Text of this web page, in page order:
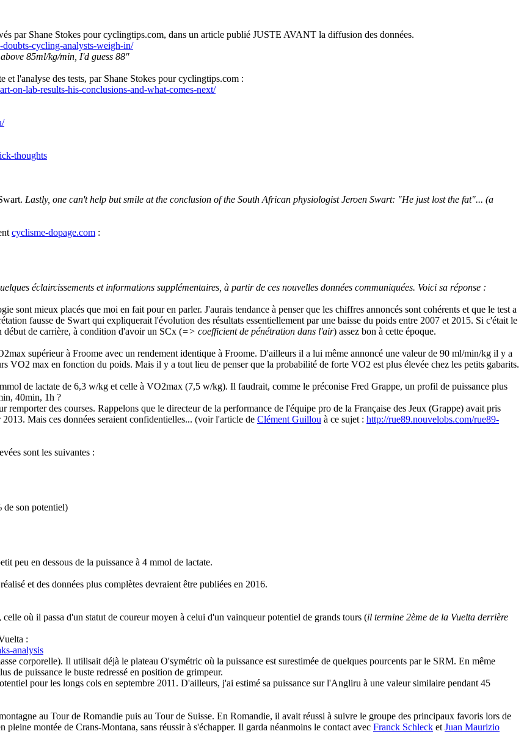
par Shane Stokes pour cyclingtips.com, dans un article publié JUSTE AVANT la diffusion des données.
cycling-analysts-weigh-in/
85ml/kg/min, I'd guess 88"
l'analyse des tests, par Shane Stokes pour cyclingtips.com :
on-lab-results-his-conclusions-and-what-comes-next/
thoughts
Lastly, one can't help but smile at the conclusion of the South African physiologist Jeroen Swart: "He just lost the fat"... (a
cyclisme-dopage.com :
éclaircissements et informations supplémentaires, à partir de ces nouvelles données communiquées. Voici sa réponse :
sont mieux placés que moi en fait pour en parler. J'aurais tendance à penser que les chiffres annoncés sont cohérents et que le test a
fausse de Swart qui expliquerait l'évolution des résultats essentiellement par une baisse du poids entre 2007 et 2015. Si c'était le
début de carrière, à condition d'avoir un SCx (=> coefficient de pénétration dans l'air) assez bon à cette époque.
supérieur à Froome avec un rendement identique à Froome. D'ailleurs il a lui même annoncé une valeur de 90 ml/min/kg il y a
VO2 max en fonction du poids. Mais il y a tout lieu de penser que la probabilité de forte VO2 est plus élevée chez les petits gabarits.
de lactate de 6,3 w/kg et celle à VO2max (7,5 w/kg). Il faudrait, comme le préconise Fred Grappe, un profil de puissance plus
40min, 1h ?
des courses. Rappelons que le directeur de la performance de l'équipe pro de la Française des Jeux (Grappe) avait pris
Mais ces données seraient confidentielles... (voir l'article de Clément Guillou à ce sujet : http://rue89.nouvelobs.com/rue89-
sont les suivantes :
de son potentiel)
peu en dessous de la puissance à 4 mmol de lactate.
et des données plus complètes devraient être publiées en 2016.
où il passa d'un statut de coureur moyen à celui d'un vainqueur potentiel de grands tours (il termine 2ème de la Vuelta derrière
:
analysis
corporelle). Il utilisait déjà le plateau O'symétric où la puissance est surestimée de quelques pourcents par le SRM. En même
de puissance le buste redressé en position de grimpeur.
pour les longs cols en septembre 2011. D'ailleurs, j'ai estimé sa puissance sur l'Angliru à une valeur similaire pendant 45
au Tour de Romandie puis au Tour de Suisse. En Romandie, il avait réussi à suivre le groupe des principaux favoris lors de
montée de Crans-Montana, sans réussir à s'échapper. Il garda néanmoins le contact avec Franck Schleck et Juan Maurizio